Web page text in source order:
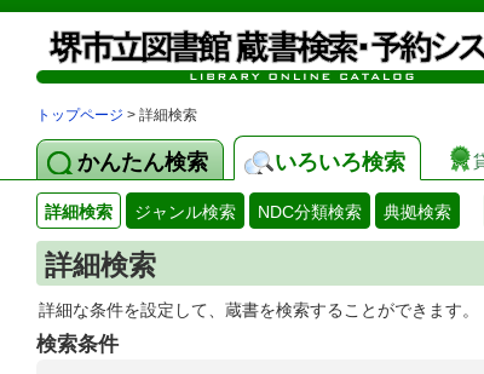
トップページ > 詳細検索
かんたん検索 いろいろ検索
詳細検索 ジャンル検索 NDC分類検索 典拠検索
詳細検索
詳細な条件を設定して、蔵書を検索することができます。
検索条件